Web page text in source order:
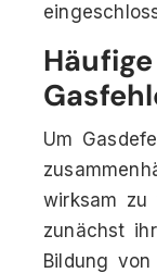
Um
wirksam zu
zunächst
Bildung